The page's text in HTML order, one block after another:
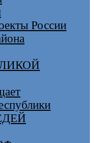
России